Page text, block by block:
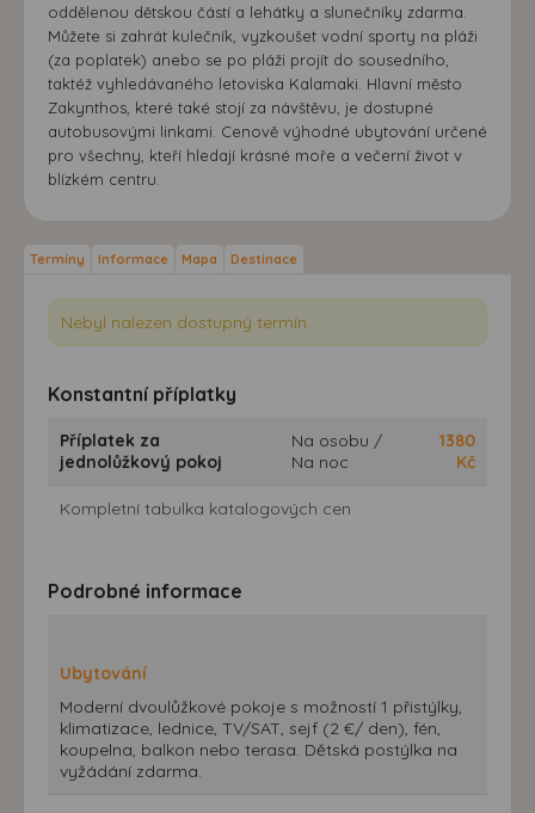
oddělenou dětskou částí a lehátky a slunečníky zdarma.
Můžete si zahrát kulečník, vyzkoušet vodní sporty na pláži
(za poplatek) anebo se po pláži projít do sousedního,
taktéž vyhledávaného letoviska Kalamaki. Hlavní město
Zakynthos, které také stojí za návštěvu, je dostupné
autobusovými linkami. Cenově výhodné ubytování určené
pro všechny, kteří hledají krásné moře a večerní život v
blízkém centru.
Termíny Informace Mapa Destinace
Nebyl nalezen dostupný termín.
Konstantní příplatky
Příplatek za
jednolůžkový pokoj
Na osobu /
Na noc
1380
Kč
Kompletní tabulka katalogových cen
Podrobné informace
Ubytování
Moderní dvoulůžkové pokoje s možností 1 přistýlky,
klimatizace, lednice, TV/SAT, sejf (2 €/ den), fén,
koupelna, balkon nebo terasa. Dětská postýlka na
vyžádání zdarma.